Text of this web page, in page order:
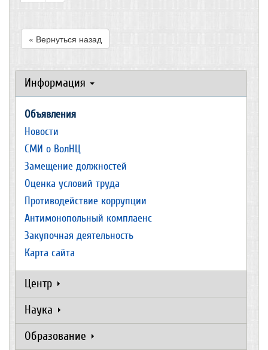
« Вернуться назад
Информация
Объявления
Новости
СМИ о ВолНЦ
Замещение должностей
Оценка условий труда
Противодействие коррупции
Антимонопольный комплаенс
Закупочная деятельность
Карта сайта
Центр
Наука
Образование